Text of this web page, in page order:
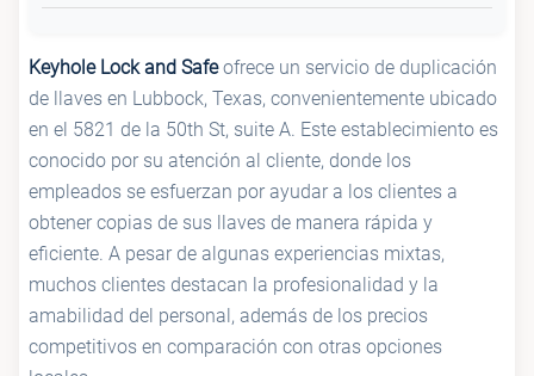
Keyhole Lock and Safeofrece un servicio de duplicación
de llaves en Lubbock, Texas, convenientemente ubicado
en el 5821 de la 50th St, suite A. Este establecimiento es
conocido por su atención al cliente, donde los
empleados se esfuerzan por ayudar a los clientes a
obtener copias de sus llaves de manera rápida y
eficiente. A pesar de algunas experiencias mixtas,
muchos clientes destacan la profesionalidad y la
amabilidad del personal, además de los precios
competitivos en comparación con otras opciones